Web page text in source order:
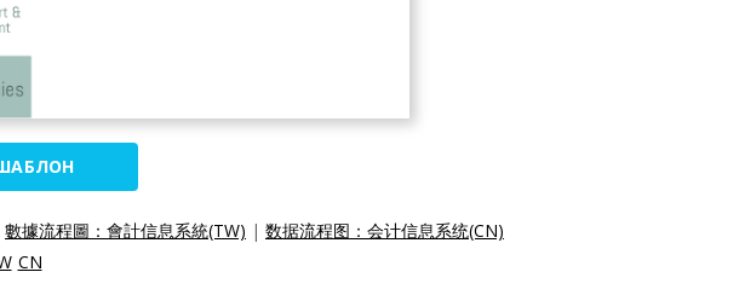
數據流程圖：會計信息系統(TW) | 数据流程图：会计信息系统(CN)
CN